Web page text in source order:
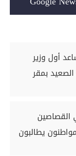
أول وزير
بمقر
القصاصين
يطالبون